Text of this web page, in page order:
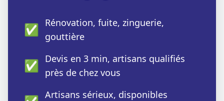
✅ Rénovation, fuite, zinguerie,
gouttière
✅ Devis en 3 min, artisans qualifiés
près de chez vous
Artisans sérieux, disponibles